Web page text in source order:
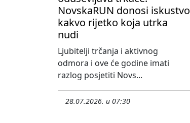
NovskaRUN donosi iskustvo
kakvo rijetko koja utrka
nudi
Ljubitelji trčanja i aktivnog
odmora i ove će godine imati
razlog posjetiti Novs...
28.07.2026. u 07:30